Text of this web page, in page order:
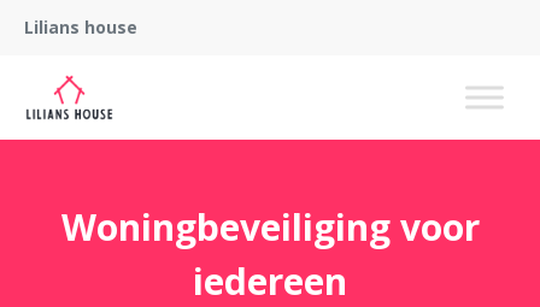
Lilians house
Woningbeveiliging voor
iedereen